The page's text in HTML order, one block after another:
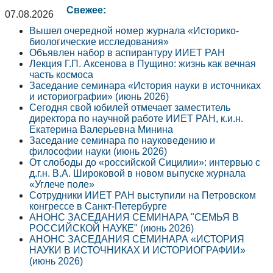
07.08.2026
Свежее:
Вышел очередной номер журнала «Историко-
биологические исследования»
Объявлен набор в аспирантуру ИИЕТ РАН
Лекция Г.П. Аксенова в Пущино: жизнь как вечная
часть космоса
Заседание семинара «История науки в источниках
и историографии» (июнь 2026)
Сегодня свой юбилей отмечает заместитель
директора по научной работе ИИЕТ РАН, к.и.н.
Екатерина Валерьевна Минина
Заседание семинара по науковедению и
философии науки (июнь 2026)
От слободы до «российской Сицилии»: интервью с
д.г.н. В.А. Широковой в новом выпуске журнала
«Углече поле»
Сотрудники ИИЕТ РАН выступили на Петровском
конгрессе в Санкт-Петербурге
АНОНС ЗАСЕДАНИЯ СЕМИНАРА "СЕМЬЯ В
РОССИЙСКОЙ НАУКЕ" (июнь 2026)
АНОНС ЗАСЕДАНИЯ СЕМИНАРА «ИСТОРИЯ
НАУКИ В ИСТОЧНИКАХ И ИСТОРИОГРАФИИ»
(июнь 2026)